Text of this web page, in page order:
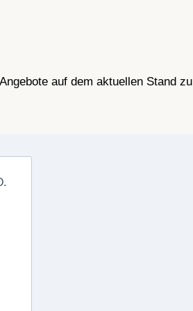
auf dem aktuellen Stand zu